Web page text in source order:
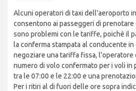
Alcuni operatori di taxi dell'aeroporto
consentono ai passeggeri di prenotare
sono problemi con le tariffe, poiché il
la conferma stampata al conducente
negoziare una tariffa fissa, l'operatore
numero di volo confermato per i voli in
tra le 07:00 e le 22:00 e una
Per i ritiri al di fuori delle ore sopra